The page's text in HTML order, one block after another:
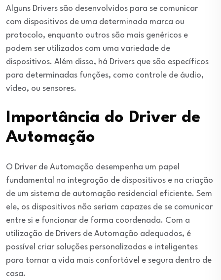
Alguns Drivers são desenvolvidos para se comunicar
com dispositivos de uma determinada marca ou
protocolo, enquanto outros são mais genéricos e
podem ser utilizados com uma variedade de
dispositivos. Além disso, há Drivers que são específicos
para determinadas funções, como controle de áudio,
vídeo, ou sensores.
Importância do Driver de
Automação
O Driver de Automação desempenha um papel
fundamental na integração de dispositivos e na criação
de um sistema de automação residencial eficiente. Sem
ele, os dispositivos não seriam capazes de se comunicar
entre si e funcionar de forma coordenada. Com a
utilização de Drivers de Automação adequados, é
possível criar soluções personalizadas e inteligentes
para tornar a vida mais confortável e segura dentro de
casa.